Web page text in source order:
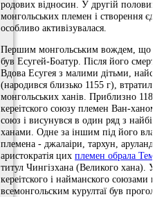
родових відносин. У другій
монгольських племен і створення
особливо активізувалася.
Першим монгольським вождем, що
був Есугей-Боатур. Після його смерті
Вдова Есугея з малими дітьми,
(народився близько 1155 г), втратила
монгольських ханів. Приблизно 1185
кереітского союзу племен Ван-ханом
союз і висунувся в один ряд з
ханами. Одне за іншим під його
племена - джалаіри, тархун,
аристократія цих племен обрала
титул Чингізхана (Великого хана). У
кереітского і найманского союзами
всемонгольским курултаї був